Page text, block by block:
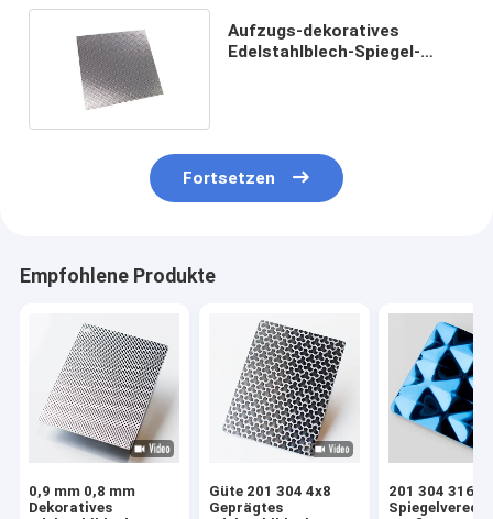
Aufzugs-dekoratives
Edelstahlblech-Spiegel-
Fortsetzen
Empfohlene Produkte
0,9 mm 0,8 mm
Dekoratives
Güte 201 304 4x8
Geprägtes
201 304 316